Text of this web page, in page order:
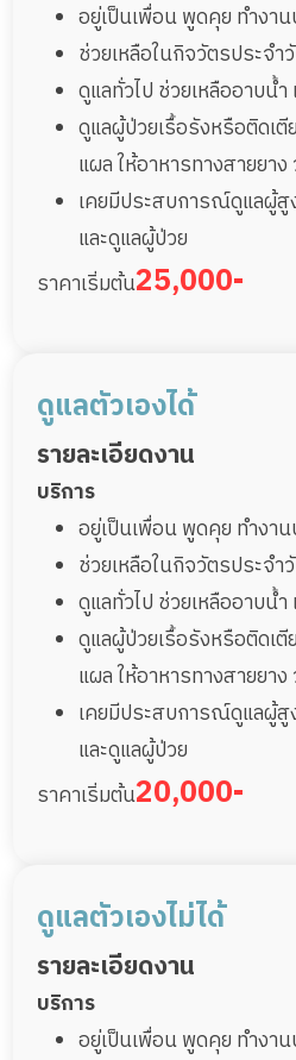
อยู่เป็นเพื่อน พูดคุย ทำงาน
ช่วยเหลือในกิจวัตรประจำ
ดูแลทั่วไป ช่วยเหลืออาบน้ำ
ดูแลผู้ป่วยเรื้อรังหรือติดเ
แผล ให้อาหารทางสายย
เคยมีประสบการณ์ดูแลผู้สู
และดูแลผู้ป่วย
ราคาเริ่มต้น25,000-
ดูแลตัวเองได้
รายละเอียดงาน
บริการ
อยู่เป็นเพื่อน พูดคุย ทำงาน
ช่วยเหลือในกิจวัตรประจำ
ดูแลทั่วไป ช่วยเหลืออาบน้ำ
ดูแลผู้ป่วยเรื้อรังหรือติดเ
แผล ให้อาหารทางสายย
เคยมีประสบการณ์ดูแลผู้สู
และดูแลผู้ป่วย
ราคาเริ่มต้น20,000-
ดูแลตัวเองไม่ได้
รายละเอียดงาน
บริการ
อยู่เป็นเพื่อน พูดคุย ทำงาน